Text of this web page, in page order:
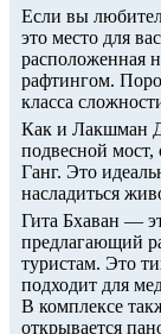
Если вы
это место для
расположенная
рафтингом.
класса
Как и Лакшман
подвесной
Ганг. Это
насладиться
Гита Бхаван —
предлагающий
туристам. Это
подходит для
В комплексе
открывается